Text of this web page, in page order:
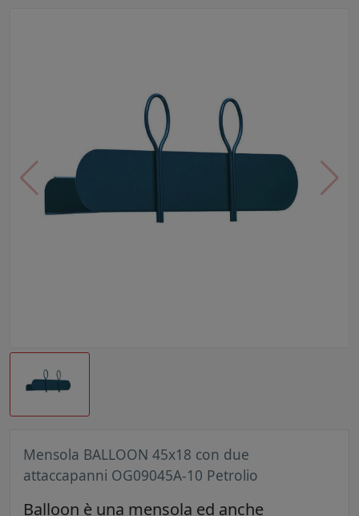
Mensola BALLOON 45x18 con due
attaccapanni OG09045A-10 Petrolio
Balloon è una mensola ed anche